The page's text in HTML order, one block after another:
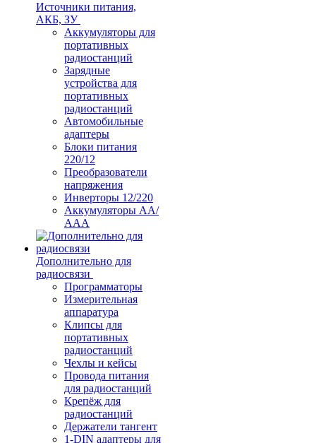
Источники питания,
АКБ, ЗУ
Аккумуляторы для
портативных
радиостанций
Зарядные
устройства для
портативных
радиостанций
Автомобильные
адаптеры
Блоки питания
220/12
Преобразователи
напряжения
Инверторы 12/220
Аккумуляторы АА/
ААА
Дополнительно для
радиосвязи
Программаторы
Измерительная
аппаратура
Клипсы для
портативных
радиостанций
Чехлы и кейсы
Провода питания
для радиостанций
Крепёж для
радиостанций
Держатели тангент
1-DIN адаптеры для